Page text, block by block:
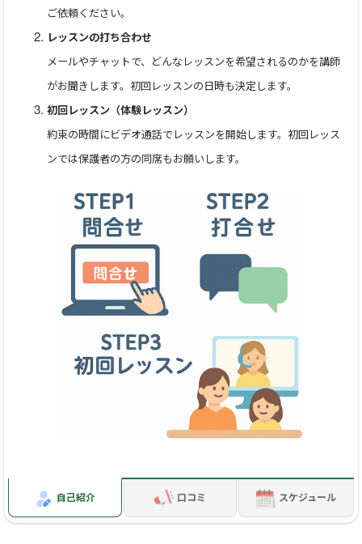
ハロウィン、クリスマス、バレンタインイベントにお菓子や
ケーキやバルーンなどを作り、子供たちがワッと喜んでくれる
手作りのクッキーやお手紙なども嬉しかったです。
★計算が早くなったのは先生のおかげです。今までやってきた
と3級の暗算を合格して卒業されました。
暗算は一生の宝です。
経験された方は何歳でも指をはじいたり頭での計算がはやい
出会ったお子さん達の一部をご紹介致しましたが、沢山の生
徒から感動を頂いて来ました。
こちらでもまた新たな出会いを頂戴出来ることを楽しみにし
生徒さんの個性に合わせて楽しく、また、珠算、暗算を通し
ながるなどお手伝い出来ればと考えております。
ご依頼ください。
レッスンの打ち合わせ
メールやチャットで、どんなレッスンを希望されるのかを講師
がお聞きします。初回レッスンの日時も決定します。
初回レッスン（体験レッスン）
約束の時間にビデオ通話でレッスンを開始します。初回レッス
ンでは保護者の方の同席もお願いします。
自己紹介 口コミ スケジュール